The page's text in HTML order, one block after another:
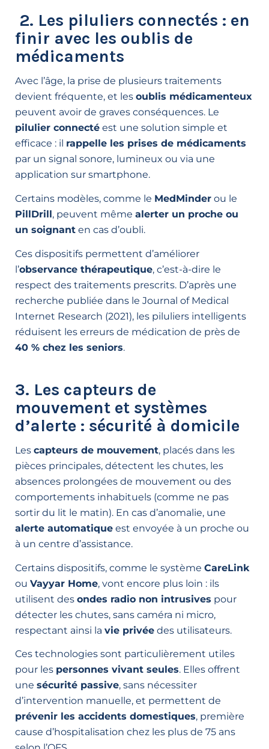
2. Les piluliers connectés : en
finir avec les oublis de
médicaments
Avec l’âge, la prise de plusieurs traitements
devient fréquente, et les oublis médicamenteux
peuvent avoir de graves conséquences. Le
pilulier connecté est une solution simple et
efficace : il rappelle les prises de médicaments
par un signal sonore, lumineux ou via une
application sur smartphone.
Certains modèles, comme le MedMinder ou le
PillDrill, peuvent même alerter un proche ou
un soignant en cas d’oubli.
Ces dispositifs permettent d’améliorer
l’observance thérapeutique, c’est-à-dire le
respect des traitements prescrits. D’après une
recherche publiée dans le Journal of Medical
Internet Research (2021), les piluliers intelligents
réduisent les erreurs de médication de près de
40 % chez les seniors.
3. Les capteurs de
mouvement et systèmes
d’alerte : sécurité à domicile
Les capteurs de mouvement, placés dans les
pièces principales, détectent les chutes, les
absences prolongées de mouvement ou des
comportements inhabituels (comme ne pas
sortir du lit le matin). En cas d’anomalie, une
alerte automatique est envoyée à un proche ou
à un centre d’assistance.
Certains dispositifs, comme le système CareLink
ou Vayyar Home, vont encore plus loin : ils
utilisent des ondes radio non intrusives pour
détecter les chutes, sans caméra ni micro,
respectant ainsi la vie privée des utilisateurs.
Ces technologies sont particulièrement utiles
pour les personnes vivant seules. Elles offrent
une sécurité passive, sans nécessiter
d’intervention manuelle, et permettent de
prévenir les accidents domestiques, première
cause d’hospitalisation chez les plus de 75 ans